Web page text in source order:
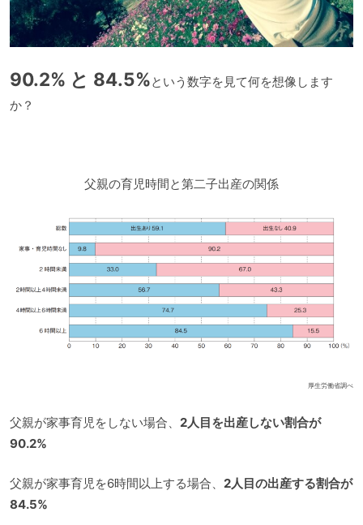
90.2% と 84.5%という数字を見て何を想像します
か？
父親の育児時間と第二子出産の関係
厚生労働省調べ
父親が家事育児をしない場合、 2人目を出産しない割合が
90.2%
父親が家事育児を6時間以上する場合、 2人目の出産する割合が
84.5%